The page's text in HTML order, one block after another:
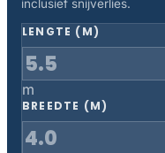
inclusief snijverlies.
LENGTE (M)
m
BREEDTE (M)